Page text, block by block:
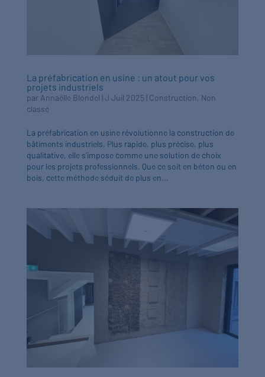
La préfabrication en usine : un atout pour vos
projets industriels
par Annaëlle Blondel |J Juil 2025 | Construction, Non
classé
La préfabrication en usine révolutionne la construction de
bâtiments industriels. Plus rapide, plus précise, plus
qualitative, elle s’impose comme une solution de choix
pour les projets professionnels. Que ce soit en béton ou en
bois, cette méthode séduit de plus en...